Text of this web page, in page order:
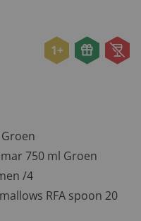
1+
Groen
750 ml Groen
/4
RFA spoon 20